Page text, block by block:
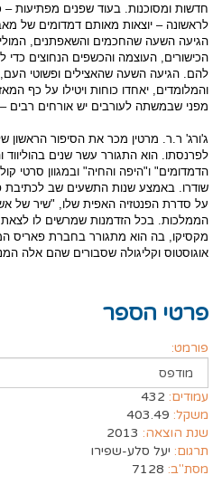
חדשות ומסוכנות. בעוד שפנים מפתיעות
לראשונה – יוצאות מאותם דמדומים של
הגיעה השעה שהחכמים והשאפתנים,
הכישורים, העוצמה והכשפים הנחוצים
להם. הגיעה השעה שהאצילים ופשוטי
והמלומדים, יאחדו כוחות ויטילו על כף
מפני שבמשתה לעורבים יש אורחים רבים
לפרנסתו. הוא התגורר עשר שנים בהוליווד
הדמדומים" ו"היפה והחיה" ובמגוון סרטי
שודרו. באמצע שנות התשעים שב לכתיבת
על סדרת הפנטזיה האפית שלו, "שיר של
הממלכות. בכל הזדמנות שמרשים לו
מקסיקו, בה הוא מתגורר בחברת פאריס
אוגוסטוס וקליגולה שסבורים שהם אלה
פרטי הספר
פורמט:
עמודים: 432
משקל: 403.49
שנת הוצאה: 2013
תרגום: יעל סלע-שפירו
מסת"ב: 7128